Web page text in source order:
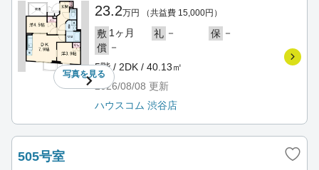
写真を見る
23.2万円 （共益費 15,000円）
敷 1ヶ月 礼 － 保 －
償 －
5階 / 2DK / 40.13㎡
2026/08/08 更新
ハウスコム 渋谷店
505号室